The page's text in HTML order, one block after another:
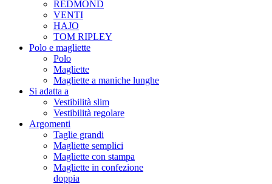
REDMOND
VENTI
HAJO
TOM RIPLEY
Polo e magliette
Polo
Magliette
Magliette a maniche lunghe
Si adatta a
Vestibilità slim
Vestibilità regolare
Argomenti
Taglie grandi
Magliette semplici
Magliette con stampa
Magliette in confezione
doppia